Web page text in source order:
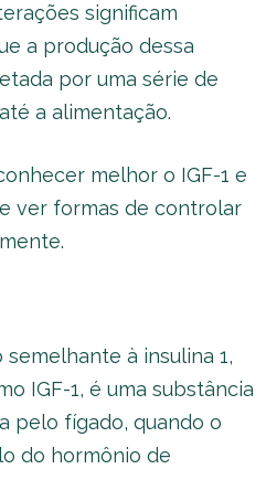
significam
a produção dessa
por uma série de
a alimentação.
melhor o IGF-1 e
ver formas de controlar
à insulina 1,
IGF-1, é uma substância
pelo fígado, quando o
do hormônio de